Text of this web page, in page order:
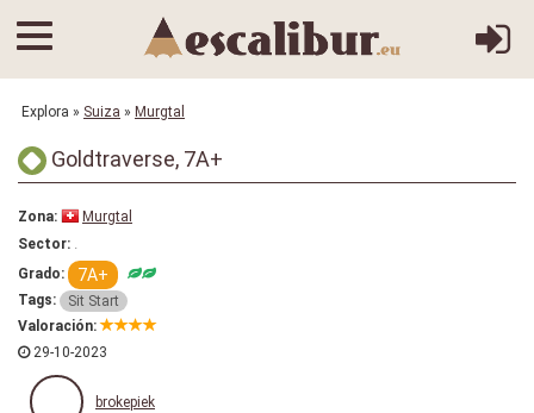
Explora » Suiza » Murgtal
Goldtraverse, 7A+
Zona:
Murgtal
Sector: .
Grado: 7A+
Tags:
Sit Start
Valoración:
29-10-2023
brokepiek